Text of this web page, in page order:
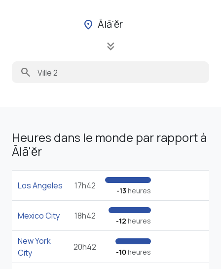
location_on Ālā'ĕr
keyboard_double_arrow_down
search
Heures dans le monde par rapport à
Ālā'ĕr
Los Angeles 17h42 -13 heures
Mexico City 18h42 -12 heures
New York
City
20h42 -10 heures